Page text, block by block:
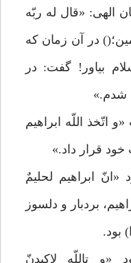
الهى: «قال له ربّه
در آن زمان كه
بياور! گفت: در
شدم.»
اتّخذ اللّه ابراهيم
خود قرار داد.»
«انّ ابراهيم لحليمٌ
بردبار و دلسوز
بود.
«و تاللّه لاكيدنّ